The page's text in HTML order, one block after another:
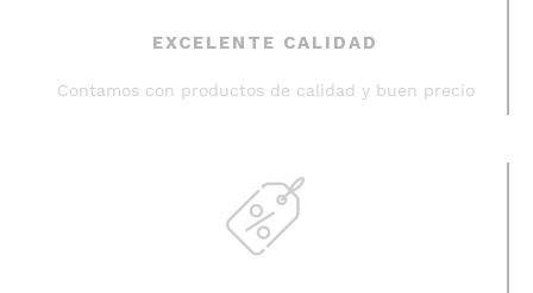
EXCELENTE CALIDAD
Contamos con productos de calidad y buen precio